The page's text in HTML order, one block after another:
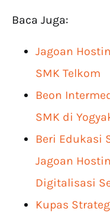
Baca Juga:
Jagoan
SMK Telkom
Beon
SMK di
Beri Edukasi
Jagoan
Digitalisasi
Kupas